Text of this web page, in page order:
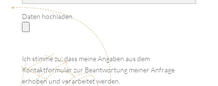
Daten hochladen
Ich stimme zu, dass meine Angaben aus dem
Kontaktformular zur Beantwortung meiner Anfrage
erhoben und verarbeitet werden.